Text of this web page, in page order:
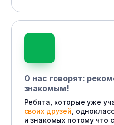
О нас говорят:
знакомым!
Ребята, которые уже
своих друзей ,
и знакомых потому что